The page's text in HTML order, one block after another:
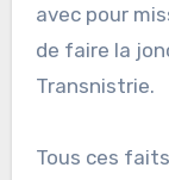
avec pour
de faire la
Transnistrie.
Tous ces